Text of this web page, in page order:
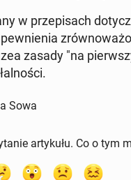
w prze­pi­sach
zasady "na
Sowa
artykułu. Co o tym